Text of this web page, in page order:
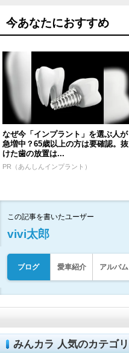
今あなたにおすすめ
なぜ今「インプラント」を選ぶ人が
急増中？65歳以上の方は要確認。抜
けた歯の放置は...
PR（あんしんインプラント）
この記事を書いたユーザー
vivi太郎
ブログ 愛車紹介 アルバム
みんカラ 人気のカテゴリ